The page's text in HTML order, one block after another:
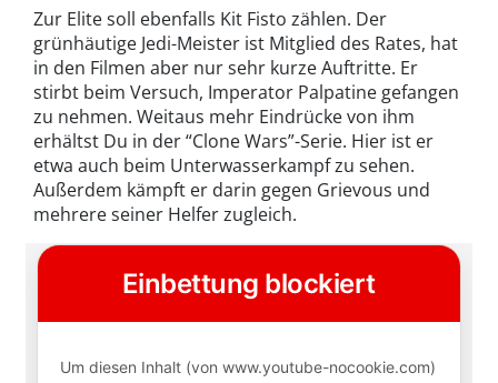
Zur Elite soll ebenfalls Kit Fisto zählen. Der
grünhäutige Jedi-Meister ist Mitglied des Rates, hat
in den Filmen aber nur sehr kurze Auftritte. Er
stirbt beim Versuch, Imperator Palpatine gefangen
zu nehmen. Weitaus mehr Eindrücke von ihm
erhältst Du in der “Clone Wars”-Serie. Hier ist er
etwa auch beim Unterwasserkampf zu sehen.
Außerdem kämpft er darin gegen Grievous und
mehrere seiner Helfer zugleich.